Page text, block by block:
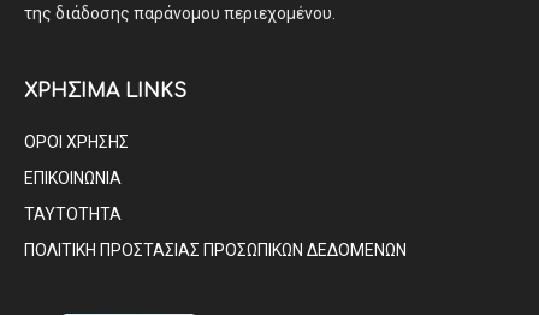
της διάδοσης παράνομου περιεχομένου.
ΧΡΗΣΙΜΑ LINKS
ΟΡΟΙ ΧΡΗΣΗΣ
ΕΠΙΚΟΙΝΩΝΙΑ
ΤΑΥΤΟΤΗΤΑ
ΠΟΛΙΤΙΚΗ ΠΡΟΣΤΑΣΙΑΣ ΠΡΟΣΩΠΙΚΩΝ ΔΕΔΟΜΕΝΩΝ